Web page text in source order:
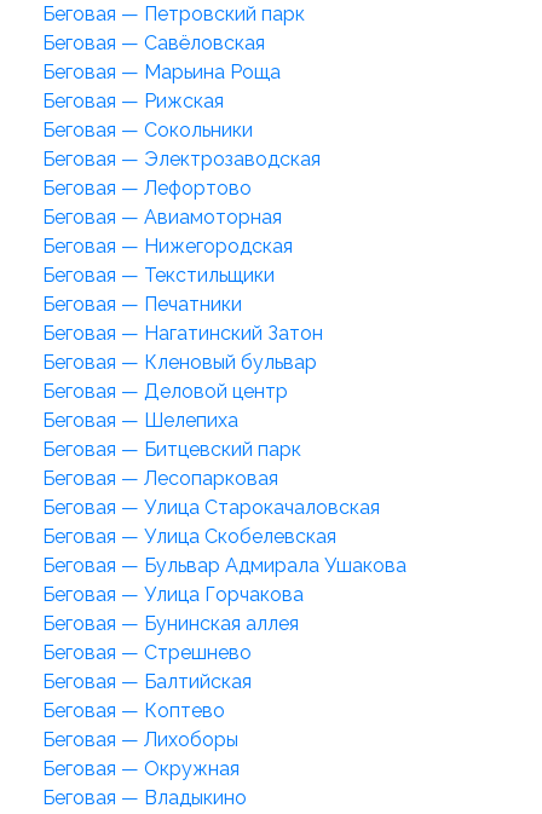
Беговая — Петровский парк
Беговая — Савёловская
Беговая — Марьина Роща
Беговая — Рижская
Беговая — Сокольники
Беговая — Электрозаводская
Беговая — Лефортово
Беговая — Авиамоторная
Беговая — Нижегородская
Беговая — Текстильщики
Беговая — Печатники
Беговая — Нагатинский Затон
Беговая — Кленовый бульвар
Беговая — Деловой центр
Беговая — Шелепиха
Беговая — Битцевский парк
Беговая — Лесопарковая
Беговая — Улица Старокачаловская
Беговая — Улица Скобелевская
Беговая — Бульвар Адмирала Ушакова
Беговая — Улица Горчакова
Беговая — Бунинская аллея
Беговая — Стрешнево
Беговая — Балтийская
Беговая — Коптево
Беговая — Лихоборы
Беговая — Окружная
Беговая — Владыкино